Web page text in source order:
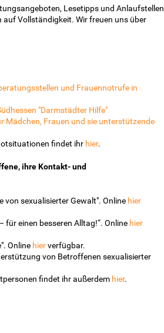
Lesetipps und Anlaufstellen
Vollständigkeit. Wir freuen uns über
und Frauennotrufe in
"Darmstädter Hilfe"
Mädchen, Frauen und sie unterstützende
findet ihr hier.
ihre Kontakt- und
sexualisierter Gewalt". Online hier
für einen besseren Alltag!“. Online hier
Online hierverfügbar.
von Betroffenen sexualisierter
findet ihr außerdem hier.